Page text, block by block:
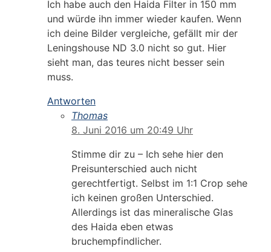
Ich habe auch den Haida Filter in 150 mm
und würde ihn immer wieder kaufen. Wenn
ich deine Bilder vergleiche, gefällt mir der
Leningshouse ND 3.0 nicht so gut. Hier
sieht man, das teures nicht besser sein
muss.
Antworten
Thomas
8. Juni 2016 um 20:49 Uhr
Stimme dir zu – Ich sehe hier den
Preisunterschied auch nicht
gerechtfertigt. Selbst im 1:1 Crop sehe
ich keinen großen Unterschied.
Allerdings ist das mineralische Glas
des Haida eben etwas
bruchempfindlicher.